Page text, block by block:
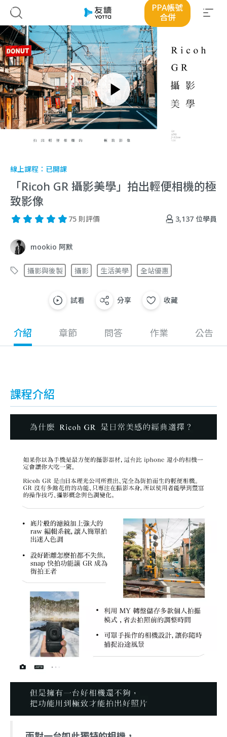
PPA帳號
合併
線上課程： 已開課
「Ricoh GR 攝影美學」拍出輕便相機的極
致影像
3,137 位學員
75 則評價
mookio 阿默
攝影與後製 攝影 生活美學 全站優惠
試看 分享 收藏
介紹 章節 問答 作業 公告
課程介紹